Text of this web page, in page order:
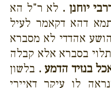
יוחנן . לא ר"ל הא
דהא דקאמר לעיל
אהדדי לא מסברא
בסברא אלא קבלה
בנזיד הדמע . בלשון
לו עיקר דאיירי